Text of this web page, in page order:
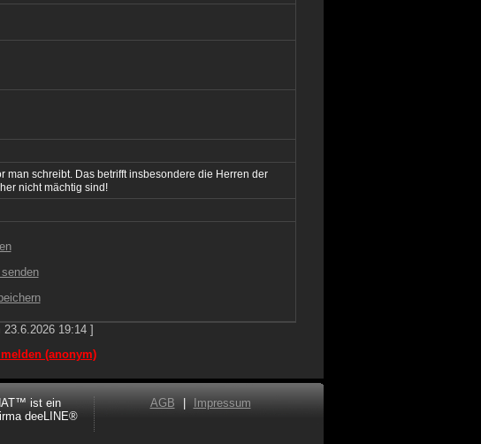
man schreibt. Das betrifft insbesondere die Herren der
nicht mächtig sind!
19:14 ]
(anonym)
ist ein
deeLINE®
AGB Impressum